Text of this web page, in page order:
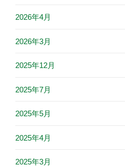
2026年4月
2026年3月
2025年12月
2025年7月
2025年5月
2025年4月
2025年3月